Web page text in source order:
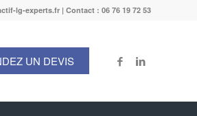
lg-experts.fr | Contact : 06 76 19 72 53
UN DEVIS